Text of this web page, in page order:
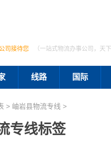
司接待您 （一站式物流办事公司，天
线路 国际
> 岫岩县物流专线 >
专线标签